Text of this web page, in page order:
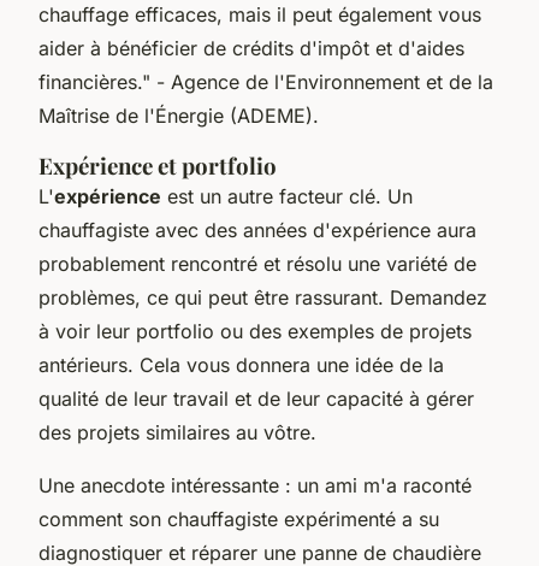
chauffage efficaces, mais il peut également vous
aider à bénéficier de crédits d'impôt et d'aides
financières." - Agence de l'Environnement et de la
Maîtrise de l'Énergie (ADEME).
Expérience et portfolio
L'expérience est un autre facteur clé. Un
chauffagiste avec des années d'expérience aura
probablement rencontré et résolu une variété de
problèmes, ce qui peut être rassurant. Demandez
à voir leur portfolio ou des exemples de projets
antérieurs. Cela vous donnera une idée de la
qualité de leur travail et de leur capacité à gérer
des projets similaires au vôtre.
Une anecdote intéressante : un ami m'a raconté
comment son chauffagiste expérimenté a su
diagnostiquer et réparer une panne de chaudière